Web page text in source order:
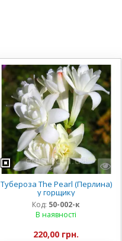
Тубероза The Pearl (Перлина)
у горщику
Код: 50-002-к
В наявності
220,00 грн.